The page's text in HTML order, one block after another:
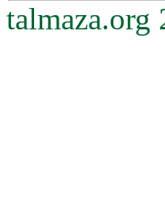
talmaza.org